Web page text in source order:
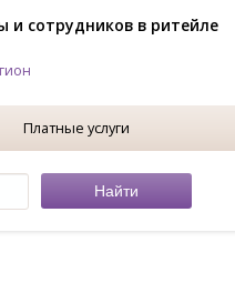
и сотрудников в ритейле
Платные услуги